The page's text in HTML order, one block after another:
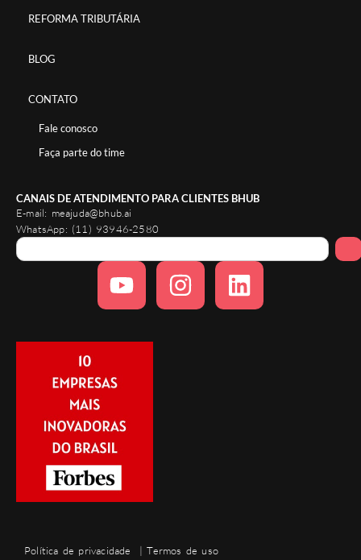
REFORMA TRIBUTÁRIA
BLOG
CONTATO
Fale conosco
Faça parte do time
CANAIS DE ATENDIMENTO PARA CLIENTES BHUB
E-mail: meajuda@bhub.ai
WhatsApp: (11) 93946-2580
Política de privacidade |Termos de uso